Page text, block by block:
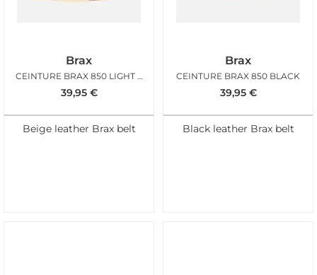
Brax
CEINTURE BRAX 850 LIGHT TAUPE
39,95 €
Beige leather Brax belt
Brax
CEINTURE BRAX 850 BLACK
39,95 €
Black leather Brax belt